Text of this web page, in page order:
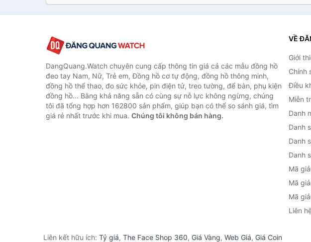
DangQuang.Watch chuyên cung cấp thông tin giá cả các mẫu đồng hồ
đeo tay Nam, Nữ, Trẻ em, Đồng hồ cơ tự động, đồng hồ thông minh,
đồng hồ thể thao, đo sức khỏe, pin điện tử, treo tường, để bàn, phụ kiện
đồng hồ... Bằng khả năng sẵn có cùng sự nỗ lực không ngừng, chúng
tôi đã tổng hợp hơn 162800 sản phẩm, giúp bạn có thể so sánh giá, tìm
giá rẻ nhất trước khi mua. Chúng tôi không bán hàng.
VỀ
Giới
Chính
Điều
Miễn
Danh
Danh
Danh
Danh
Mã
Mã
Mã
Liên
Liên kết hữu ích: Tỷ giá, The Face Shop 360, Giá Vàng, Web Giá, Giá Coin